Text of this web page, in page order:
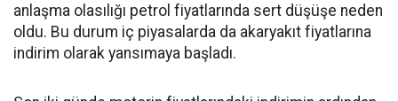
anlaşma olasılığı petrol fiyatlarında sert düşüşe neden
oldu. Bu durum iç piyasalarda da akaryakıt fiyatlarına
indirim olarak yansımaya başladı.